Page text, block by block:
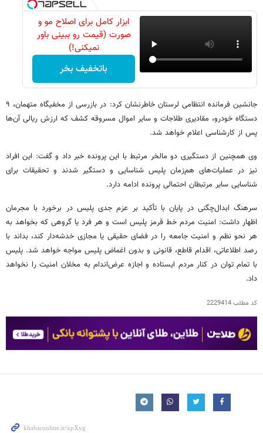
ابزار کامل برای اصلاح مو و
صورت (قیمت رو ببینی باور
نمیکنی!)
باتخفیف بخر
جانشین فرمانده انتظامی لرستان خاطرنشان کرد: در بازرسی‌ از مخفیگاه متهمان، ۹
دستگاه خودرو، مقادیری طلاجات و سایر اموال مسروقه کشف که ارزش ریالی آن‌ها
پس از کارشناسی اعلام خواهد شد.
وی همچنین از دستگیری دو مالخر مرتبط با این پرونده خبر داد و گفت: این افراد
نیز در عملیات‌های هم‌زمان پلیس شناسایی و دستگیر شدند و تحقیقات برای
شناسایی سایر مرتبطان احتمالی پرونده ادامه دارد.
سرهنگ ابدال‌چگنی در پایان با تأکید بر عزم جدی پلیس در برخورد با مجرمان
اظهار داشت: امنیت مردم خط قرمز پلیس است و هر فرد یا گروهی که بخواهد به
هر نحو نظم و امنیت جامعه را در فضای حقیقی یا مجازی خدشه‌دار کند، بداند با
رصد اطلاعاتی، اقدام قاطع، قانونی و بدون اغماض پلیس مواجه خواهد شد. پلیس
با تمام توان در کنار مردم ایستاده و اجازه عرض‌اندام به مخلان امنیت را نخواهد
داد.
کد مطلب2229414